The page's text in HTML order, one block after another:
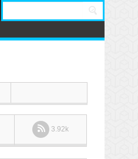
3.92k